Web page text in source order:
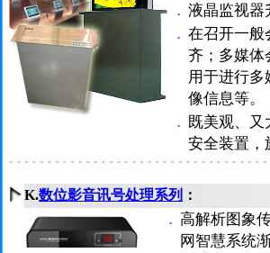
． 液晶监视器
． 在召开一般
齐；多媒体
用于进行多
像信息等。
． 既美观、
安全装置，
K.数位影音讯号处理系列 ：
． 高解析图象
网智慧系统